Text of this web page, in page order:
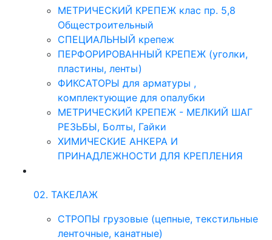
МЕТРИЧЕСКИЙ КРЕПЕЖ клас пр. 5,8
Общестроительный
СПЕЦИАЛЬНЫЙ крепеж
ПЕРФОРИРОВАННЫЙ КРЕПЕЖ (уголки,
пластины, ленты)
ФИКСАТОРЫ для арматуры ,
комплектующие для опалубки
МЕТРИЧЕСКИЙ КРЕПЕЖ - МЕЛКИЙ ШАГ
РЕЗЬБЫ, Болты, Гайки
ХИМИЧЕСКИЕ АНКЕРА И
ПРИНАДЛЕЖНОСТИ ДЛЯ КРЕПЛЕНИЯ
02. ТАКЕЛАЖ
СТРОПЫ грузовые (цепные, текстильные
ленточные, канатные)